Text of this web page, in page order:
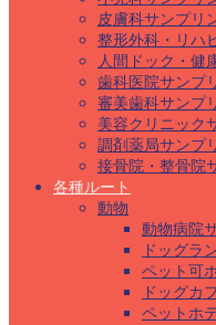
皮膚科サンプリ
整形外科・リハ
人間ドック・健
歯科医院サンプ
審美歯科サンプ
美容クリニック
調剤薬局サンプ
接骨院・整骨院
各種ルート
動物
動物病院
ドッグラ
ペット可
ドッグカ
ペットホ